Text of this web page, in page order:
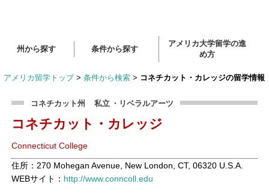
州から探す 条件から探す
アメリカ大学留学の進
め方
アメリカ留学トップ > 条件から検索 > コネチカット・カレッジの留学情報
コネチカット州 私立 ・リベラルアーツ
コネチカット・カレッジ
Connecticut College
住所：270 Mohegan Avenue, New London, CT, 06320 U.S.A.
WEBサイト： http://www.conncoll.edu